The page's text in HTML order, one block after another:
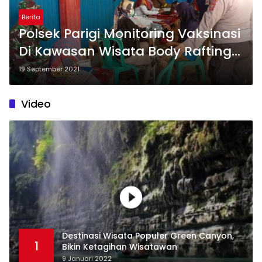
Berita
Polsek Parigi Monitoring Vaksinasi
Di Kawasan Wisata Body Rafting
Citumang
19 September 2021
Video
1
Destinasi Wisata Populer Green Canyon,
Bikin Ketagihan Wisatawan
9 Januari 2022